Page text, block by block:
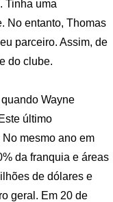
Tinha uma
No entanto, Thomas
parceiro. Assim, de
do clube.
Wayne
último
mesmo ano em
da franquia e áreas
de dólares e
geral. Em 20 de